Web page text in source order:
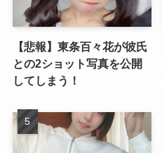
【悲報】東条百々花が彼氏
との2ショット写真を公開
してしまう！